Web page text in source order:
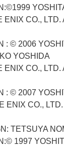
CO., LTD.
: © 2006
YOSHIDA
CO., LTD.
: © 2007
ENIX CO.,
TETSUYA
1997